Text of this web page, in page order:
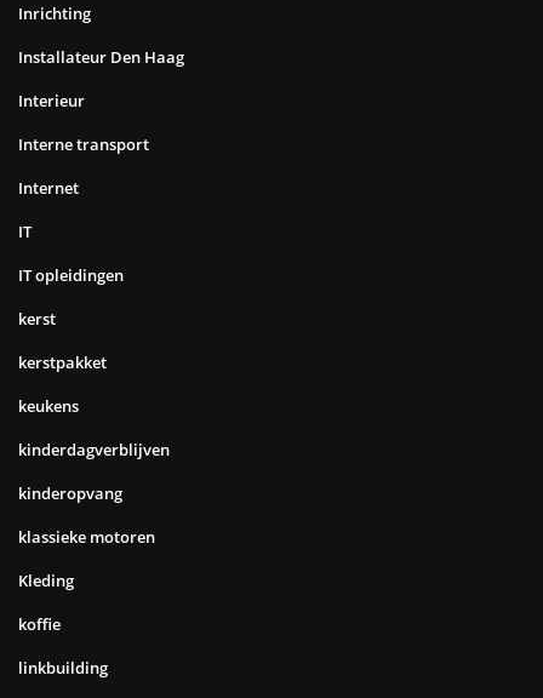
Inrichting
Installateur Den Haag
Interieur
Interne transport
Internet
IT
IT opleidingen
kerst
kerstpakket
keukens
kinderdagverblijven
kinderopvang
klassieke motoren
Kleding
koffie
linkbuilding